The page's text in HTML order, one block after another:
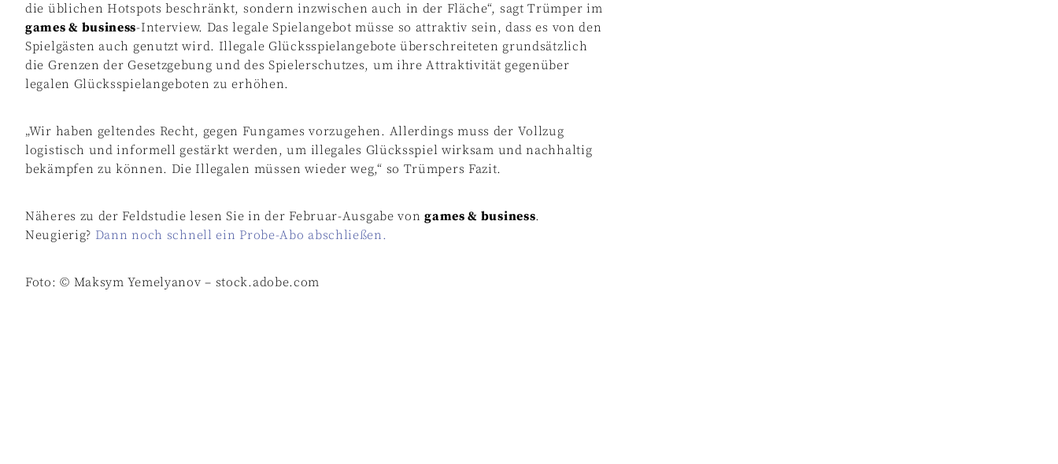
die üblichen Hotspots beschränkt, sondern inzwischen auch in der Fläche“, sagt Trümper im
games & business-Interview. Das legale Spielangebot müsse so attraktiv sein, dass es von den
Spielgästen auch genutzt wird. Illegale Glücksspielangebote überschreiteten grundsätzlich
die Grenzen der Gesetzgebung und des Spielerschutzes, um ihre Attraktivität gegenüber
legalen Glücksspielangeboten zu erhöhen.
„Wir haben geltendes Recht, gegen Fungames vorzugehen. Allerdings muss der Vollzug
logistisch und informell gestärkt werden, um illegales Glücksspiel wirksam und nachhaltig
bekämpfen zu können. Die Illegalen müssen wieder weg,“ so Trümpers Fazit.
Näheres zu der Feldstudie lesen Sie in der Februar-Ausgabe vongames & business.
Neugierig? Dann noch schnell ein Probe-Abo abschließen.
Foto: © Maksym Yemelyanov – stock.adobe.com